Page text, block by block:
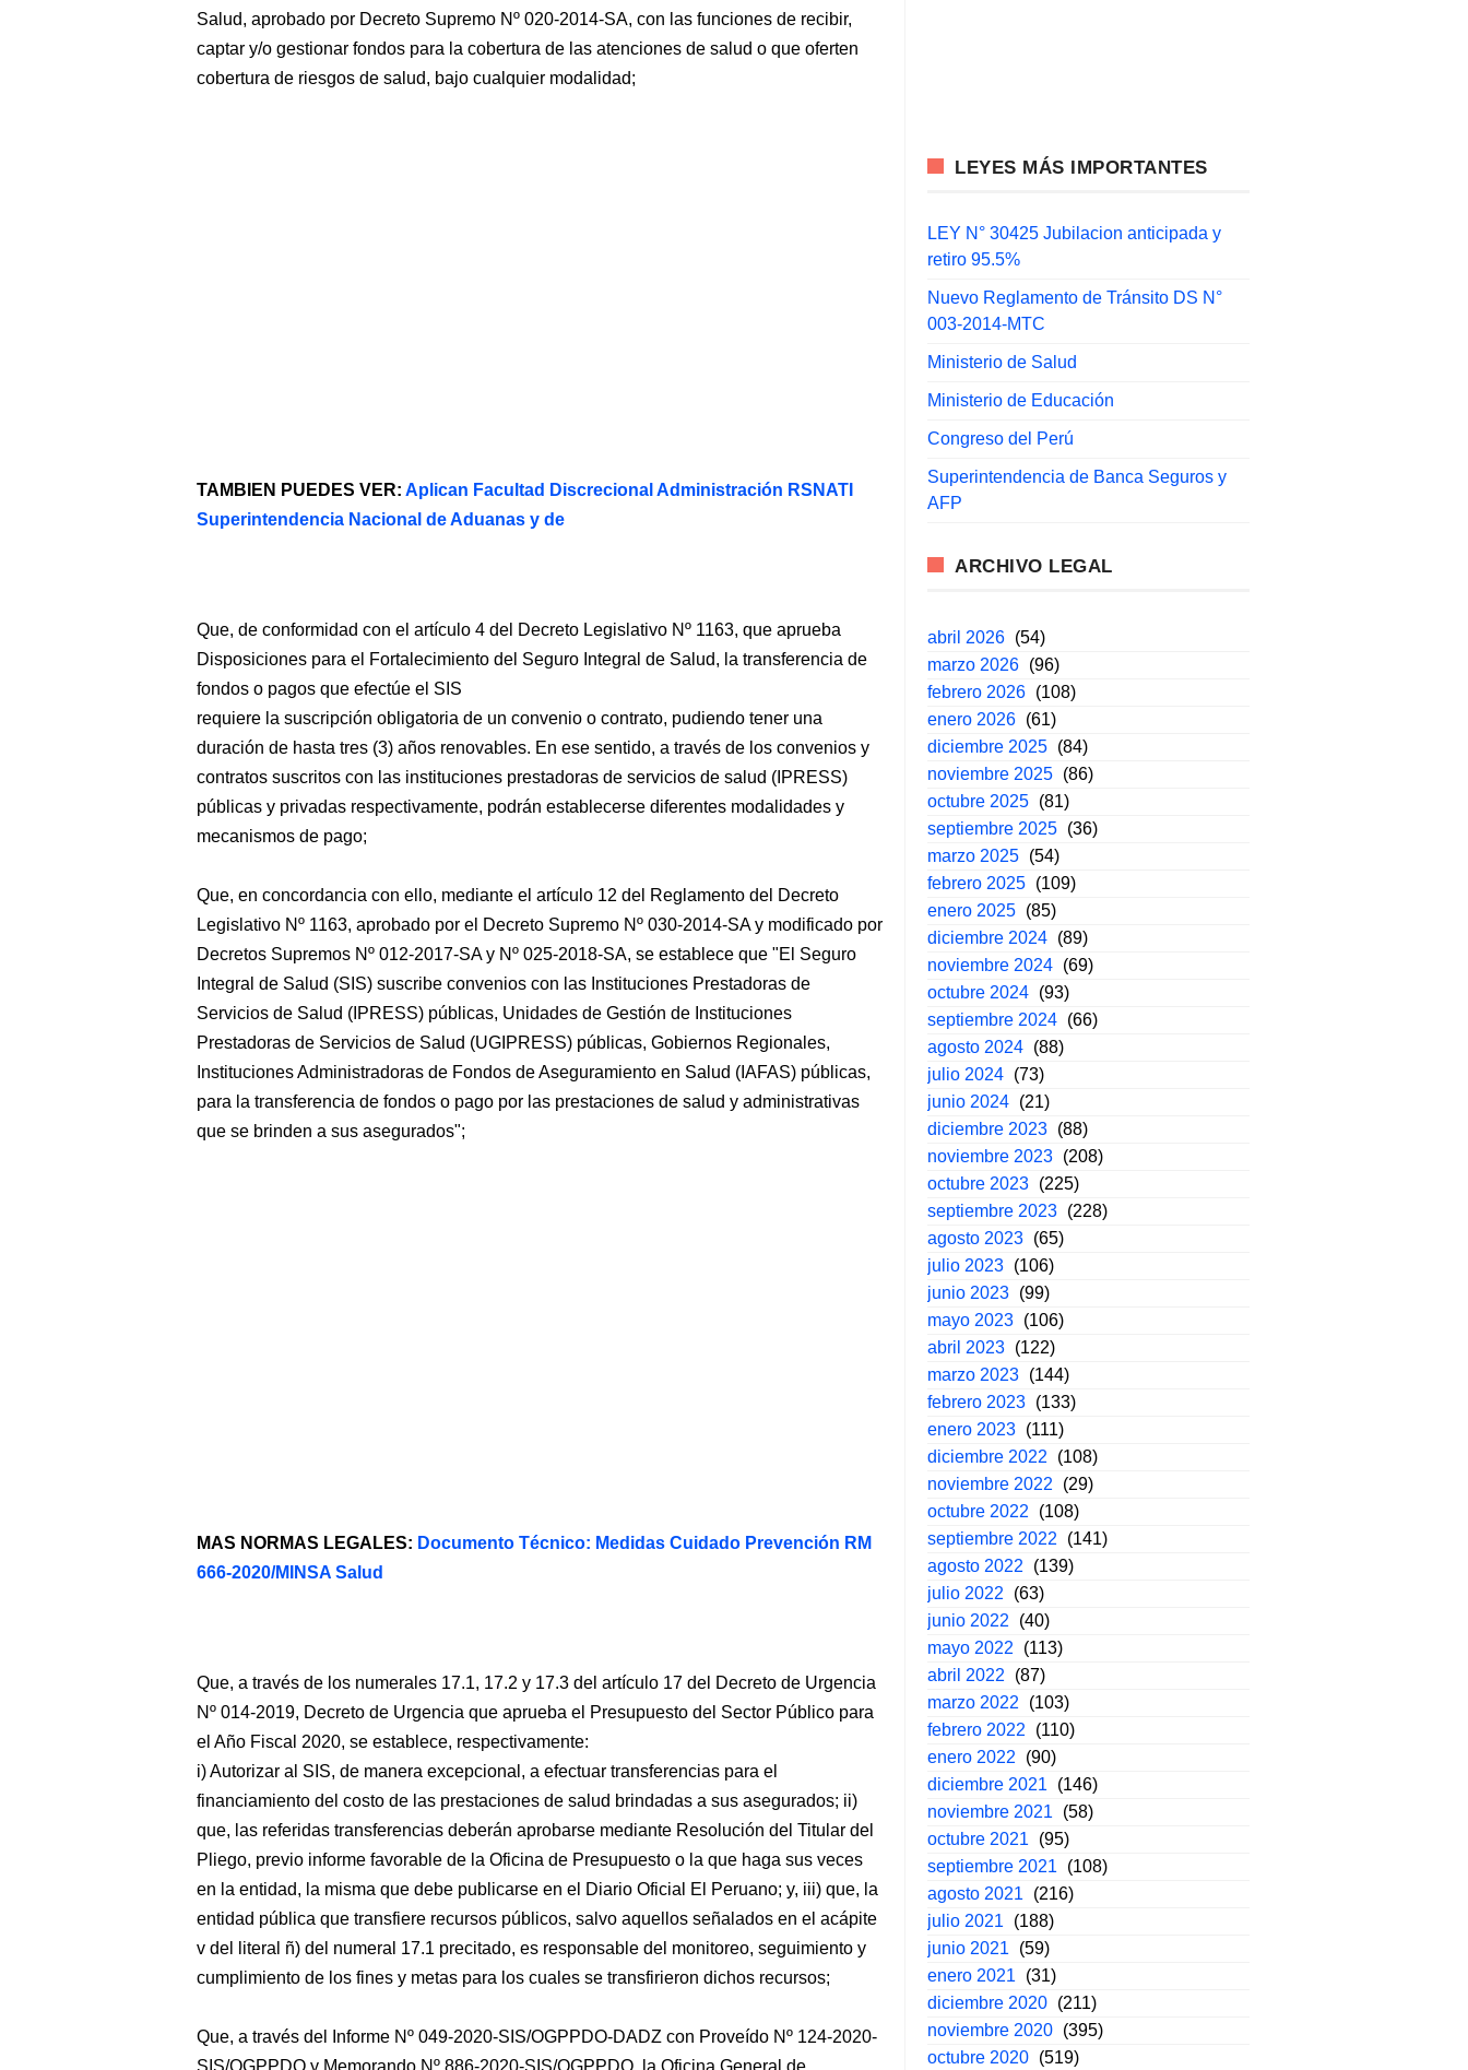
Salud, aprobado por Decreto Supremo Nº 020-2014-SA, con las funciones de recibir,
captar y/o gestionar fondos para la cobertura de las atenciones de salud o que oferten
cobertura de riesgos de salud, bajo cualquier modalidad;
TAMBIEN PUEDES VER: Aplican Facultad Discrecional Administración RSNATI
Superintendencia Nacional de Aduanas y de
Que, de conformidad con el artículo 4 del Decreto Legislativo Nº 1163, que aprueba
Disposiciones para el Fortalecimiento del Seguro Integral de Salud, la transferencia de
fondos o pagos que efectúe el SIS
requiere la suscripción obligatoria de un convenio o contrato, pudiendo tener una
duración de hasta tres (3) años renovables. En ese sentido, a través de los convenios y
contratos suscritos con las instituciones prestadoras de servicios de salud (IPRESS)
públicas y privadas respectivamente, podrán establecerse diferentes modalidades y
mecanismos de pago;
Que, en concordancia con ello, mediante el artículo 12 del Reglamento del Decreto
Legislativo Nº 1163, aprobado por el Decreto Supremo Nº 030-2014-SA y modificado por
Decretos Supremos Nº 012-2017-SA y Nº 025-2018-SA, se establece que "El Seguro
Integral de Salud (SIS) suscribe convenios con las Instituciones Prestadoras de
Servicios de Salud (IPRESS) públicas, Unidades de Gestión de Instituciones
Prestadoras de Servicios de Salud (UGIPRESS) públicas, Gobiernos Regionales,
Instituciones Administradoras de Fondos de Aseguramiento en Salud (IAFAS) públicas,
para la transferencia de fondos o pago por las prestaciones de salud y administrativas
que se brinden a sus asegurados";
MAS NORMAS LEGALES: Documento Técnico: Medidas Cuidado Prevención RM
666-2020/MINSA Salud
Que, a través de los numerales 17.1, 17.2 y 17.3 del artículo 17 del Decreto de Urgencia
Nº 014-2019, Decreto de Urgencia que aprueba el Presupuesto del Sector Público para
el Año Fiscal 2020, se establece, respectivamente:
i) Autorizar al SIS, de manera excepcional, a efectuar transferencias para el
financiamiento del costo de las prestaciones de salud brindadas a sus asegurados; ii)
que, las referidas transferencias deberán aprobarse mediante Resolución del Titular del
Pliego, previo informe favorable de la Oficina de Presupuesto o la que haga sus veces
en la entidad, la misma que debe publicarse en el Diario Oficial El Peruano; y, iii) que, la
entidad pública que transfiere recursos públicos, salvo aquellos señalados en el acápite
v del literal ñ) del numeral 17.1 precitado, es responsable del monitoreo, seguimiento y
cumplimiento de los fines y metas para los cuales se transfirieron dichos recursos;
Que, a través del Informe Nº 049-2020-SIS/OGPPDO-DADZ con Proveído Nº 124-2020-
SIS/OGPPDO y Memorando Nº 886-2020-SIS/OGPPDO, la Oficina General de
LEYES MÁS IMPORTANTES
LEY N° 30425 Jubilacion anticipada y
retiro 95.5%
Nuevo Reglamento de Tránsito DS N°
003-2014-MTC
Ministerio de Salud
Ministerio de Educación
Congreso del Perú
Superintendencia de Banca Seguros y
AFP
ARCHIVO LEGAL
abril 2026 (54)
marzo 2026 (96)
febrero 2026 (108)
enero 2026 (61)
diciembre 2025 (84)
noviembre 2025 (86)
octubre 2025 (81)
septiembre 2025 (36)
marzo 2025 (54)
febrero 2025 (109)
enero 2025 (85)
diciembre 2024 (89)
noviembre 2024 (69)
octubre 2024 (93)
septiembre 2024 (66)
agosto 2024 (88)
julio 2024 (73)
junio 2024 (21)
diciembre 2023 (88)
noviembre 2023 (208)
octubre 2023 (225)
septiembre 2023 (228)
agosto 2023 (65)
julio 2023 (106)
junio 2023 (99)
mayo 2023 (106)
abril 2023 (122)
marzo 2023 (144)
febrero 2023 (133)
enero 2023 (111)
diciembre 2022
(108)
noviembre 2022
(29)
octubre 2022
(108)
septiembre 2022
(141)
agosto 2022
(139)
julio 2022
(63)
junio 2022
(40)
mayo 2022
(113)
abril 2022
(87)
marzo 2022
(103)
febrero 2022
(110)
enero 2022
(90)
diciembre 2021
(146)
noviembre 2021
(58)
octubre 2021
(95)
septiembre 2021
(108)
agosto 2021
(216)
julio 2021
(188)
junio 2021
(59)
enero 2021
(31)
diciembre 2020 (211)
noviembre 2020 (395)
octubre 2020 (519)